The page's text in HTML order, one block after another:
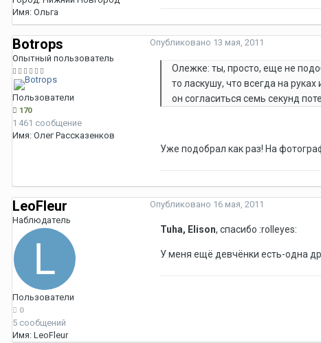
Имя: Ольга
Botrops
Опытный пользователь
Пользователи
170
1 461 сообщение
Имя: Олег Рассказенков
Опубликовано 13 мая, 2011
Олежке: ты, просто, еще не
то ласкушу, что всегда на
он согласиться семь секунд
Уже подобрал как раз! На
LeoFleur
Наблюдатель
Пользователи
0
5 сообщений
Имя: LeoFleur
Опубликовано 16 мая, 2011
Tuha, Elison, спасибо :rolleyes:
У меня ещё девчёнки есть-одна